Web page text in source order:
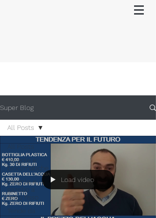
Super Blog
All Posts
Pergole e
bioclimatiche
Pergole e
gazebo a
tetto fisso
Tende da
All Posts
Load video